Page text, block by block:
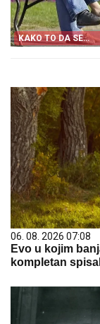
KAKO TO DA SE
NIŠTA NE PITAMO"
06. 08. 2026 07:08
Evo u kojim
kompletan